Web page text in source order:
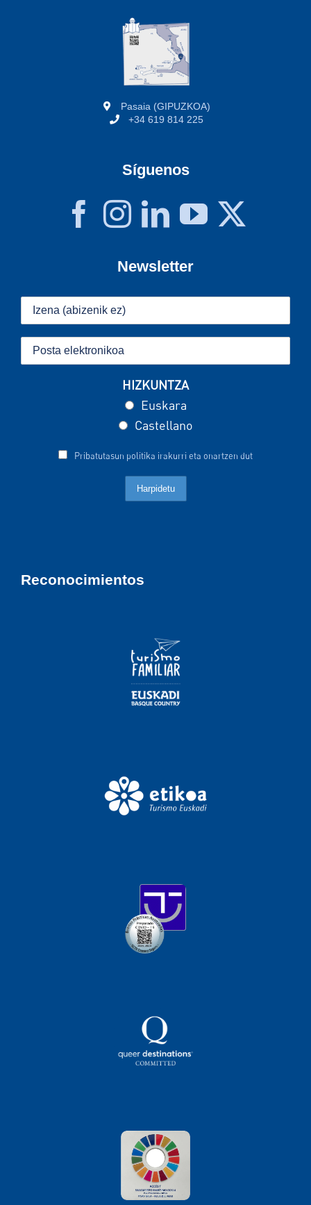
Pasaia (GIPUZKOA)
+34 619 814 225
Síguenos
Newsletter
HIZKUNTZA
Euskara
Castellano
Pribatutasun politika irakurri eta onartzen dut
Reconocimientos